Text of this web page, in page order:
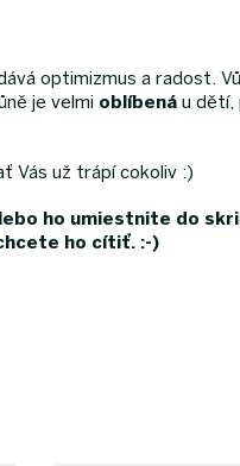
optimizmus a radost.
je velmi oblíbená u dětí,
Vás už trápí cokoliv :)
ho umiestnite do
ho cítiť. :-)